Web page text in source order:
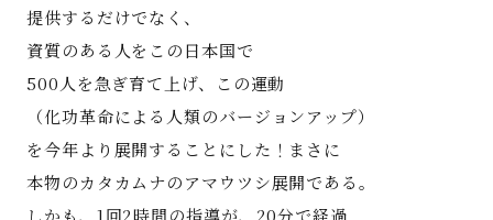
提供するだけでなく、
資質のある人をこの日本国で
500人を急ぎ育て上げ、この運動
（化功革命による人類のバージョンアップ）
を今年より展開することにした！まさに
本物のカタカムナのアマウツシ展開である。
しかも、1回2時間の指導が、20分で経過